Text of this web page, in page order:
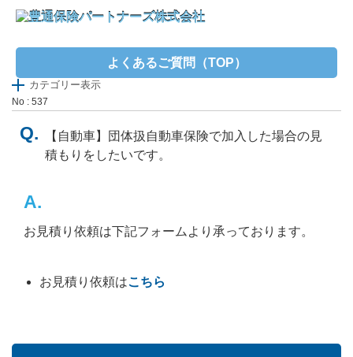
よくあるご質問（TOP）
カテゴリー表示
No : 537
【自動車】団体扱自動車保険で加入した場合の見
積もりをしたいです。
お見積り依頼は下記フォームより承っております。
お見積り依頼はこちら